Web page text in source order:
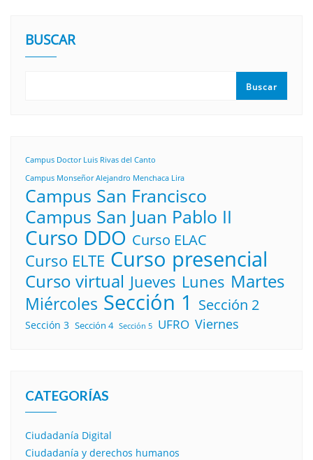
BUSCAR
Buscar
Campus Doctor Luis Rivas del Canto
Campus Monseñor Alejandro Menchaca Lira
Campus San Francisco
Campus San Juan Pablo II
Curso DDO Curso ELAC
Curso ELTE Curso presencial
Curso virtual Jueves Lunes Martes
Miércoles Sección 1 Sección 2
Sección 3 Sección 4 Sección 5 UFRO Viernes
CATEGORÍAS
Ciudadanía Digital
Ciudadanía y derechos humanos